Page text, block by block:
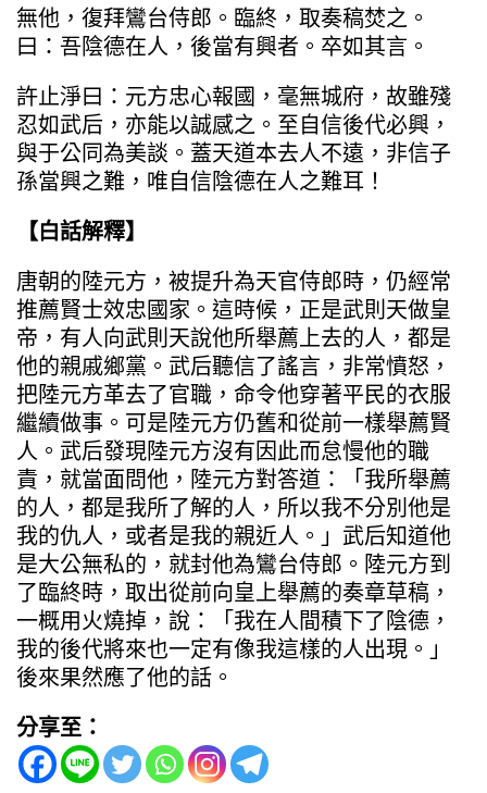
無他，復拜鸞台侍郎。臨終，取奏稿焚之。
曰：吾陰德在人，後當有興者。卒如其言。
許止淨曰：元方忠心報國，毫無城府，故雖殘
忍如武后，亦能以誠感之。至自信後代必興，
與于公同為美談。蓋天道本去人不遠，非信子
孫當興之難，唯自信陰德在人之難耳！
【白話解釋】
唐朝的陸元方，被提升為天官侍郎時，仍經常
推薦賢士效忠國家。這時候，正是武則天做皇
帝，有人向武則天說他所舉薦上去的人，都是
他的親戚鄉黨。武后聽信了謠言，非常憤怒，
把陸元方革去了官職，命令他穿著平民的衣服
繼續做事。可是陸元方仍舊和從前一樣舉薦賢
人。武后發現陸元方沒有因此而怠慢他的職
責，就當面問他，陸元方對答道：「我所舉薦
的人，都是我所了解的人，所以我不分別他是
我的仇人，或者是我的親近人。」武后知道他
是大公無私的，就封他為鸞台侍郎。陸元方到
了臨終時，取出從前向皇上舉薦的奏章草稿，
一概用火燒掉，說：「我在人間積下了陰德，
我的後代將來也一定有像我這樣的人出現。」
後來果然應了他的話。
分享至：